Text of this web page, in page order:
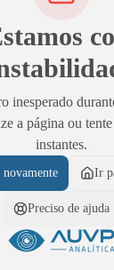
inesperado
a página ou
instantes.
novamente Ir
Preciso de ajuda